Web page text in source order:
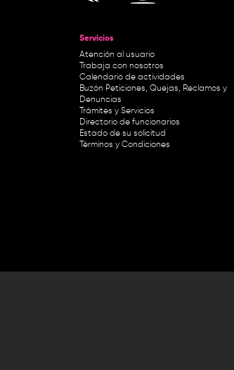
Servicios
Atención al usuario
Trabaja con nosotros
Calendario de actividades
Buzón Peticiones, Quejas, Reclamos y
Denuncias
Trámites y Servicios
Directorio de funcionarios
Estado de su solicitud
Términos y Condiciones